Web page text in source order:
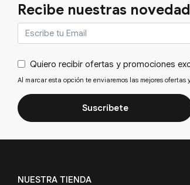
Recibe nuestras
Quiero recibir ofertas y promociones
Al marcar esta opción te enviaremos las mejores
Suscríbete
NUESTRA TIENDA